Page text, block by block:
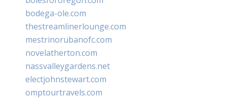
bodega-ole.com
thestreamlinerlounge.com
mestrinorubanofc.com
novelatherton.com
nassvalleygardens.net
electjohnstewart.com
omptourtravels.com